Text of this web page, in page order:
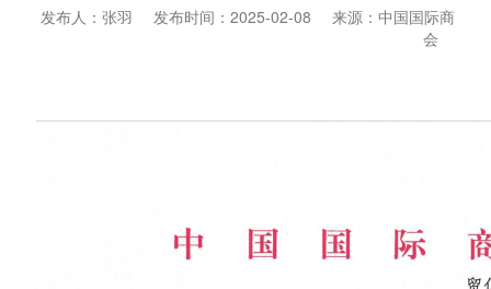
发布人：张羽 发布时间：2025-02-08
来源：中国国际商
会